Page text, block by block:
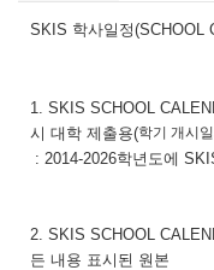
SKIS 학사일정(SCHOOL
1. SKIS SCHOOL
시 대학 제출용(학기 개시
: 2014-2026학년도에
2. SKIS SCHOOL
든 내용 표시된 원본